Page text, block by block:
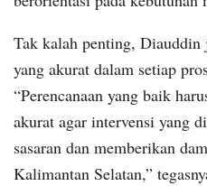
Tak kalah penting, Diauddin
yang akurat dalam setiap
“Perencanaan yang baik
akurat agar intervensi yang
sasaran dan memberikan
Kalimantan Selatan,”